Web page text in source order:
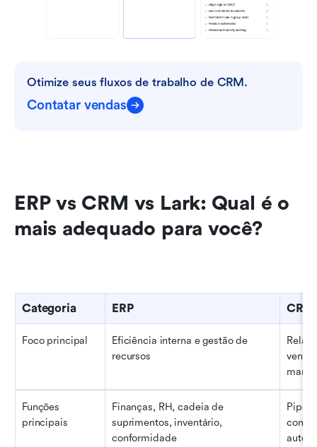
Otimize seus fluxos de trabalho de CRM.
Contatar vendas
ERP vs CRM vs Lark: Qual é o
mais adequado para você?
Categoria ERP CRM
Foco principal
Eficiência interna e gestão de
recursos
Funções
principais
Finanças, RH, cadeia de
suprimentos, inventário,
conformidade